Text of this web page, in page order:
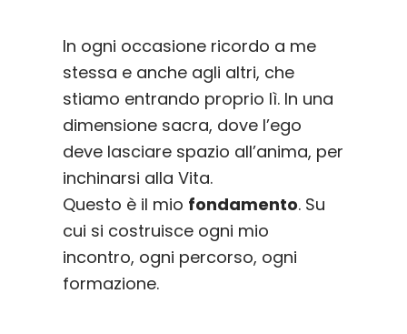
In ogni occasione ricordo a me
stessa e anche agli altri, che
stiamo entrando proprio lì. In una
dimensione sacra, dove l’ego
deve lasciare spazio all’anima, per
inchinarsi alla Vita.
Questo è il mio fondamento. Su
cui si costruisce ogni mio
incontro, ogni percorso, ogni
formazione.